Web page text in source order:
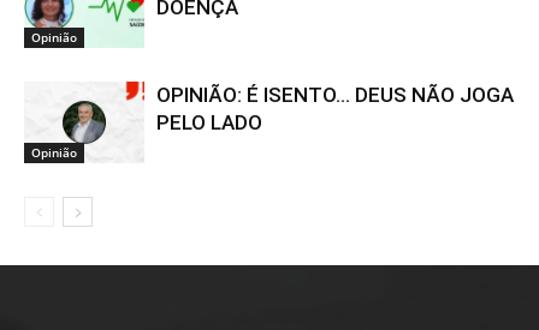
Opinião
DOENÇA
Opinião
OPINIÃO: É ISENTO… DEUS NÃO JOGA
PELO LADO